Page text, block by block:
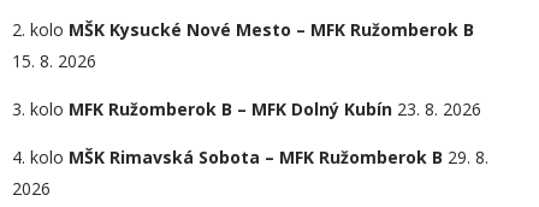
2. kolo MŠK Kysucké Nové Mesto – MFK Ružomberok B
15. 8. 2026
3. kolo MFK Ružomberok B – MFK Dolný Kubín 23. 8. 2026
4. kolo MŠK Rimavská Sobota – MFK Ružomberok B 29. 8.
2026